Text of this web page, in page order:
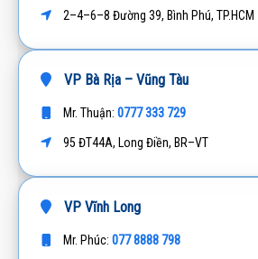
2–4–6–8 Đường 39, Bình Phú, TP.HCM
VP Bà Rịa – Vũng Tàu
Mr. Thuận: 0777 333 729
95 ĐT44A, Long Điền, BR–VT
VP Vĩnh Long
Mr. Phúc: 077 8888 798